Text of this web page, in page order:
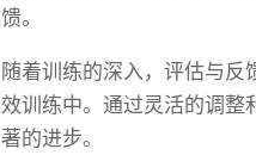
馈。
随着训练的深入，评估与
效训练中。通过灵活的调整
著的进步。